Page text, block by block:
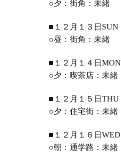
○夕：街角：未緒
■１２月１３日SUN
○昼：街角：未緒
■１２月１４日MON
○夕：喫茶店：未緒
■１２月１５日THU
○夕：住宅街：未緒
■１２月１６日WED
○朝：通学路：未緒